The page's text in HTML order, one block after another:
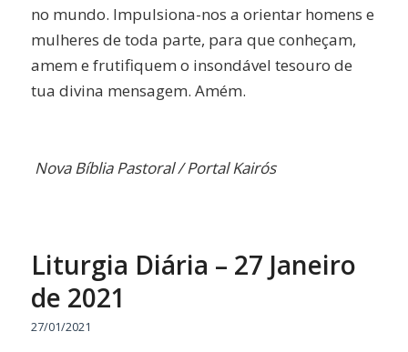
no mundo. Impulsiona-nos a orientar homens e
mulheres de toda parte, para que conheçam,
amem e frutifiquem o insondável tesouro de
tua divina mensagem. Amém.
Nova Bíblia Pastoral /Portal Kairós
Liturgia Diária – 27 Janeiro
de 2021
27/01/2021